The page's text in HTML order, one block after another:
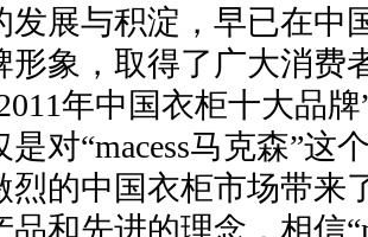
发展与积淀，早已在中
形象，取得了广大消费
年中国衣柜十大品
对“macess马克森”这
烈的中国衣柜市场带来
和先进的理念，相信